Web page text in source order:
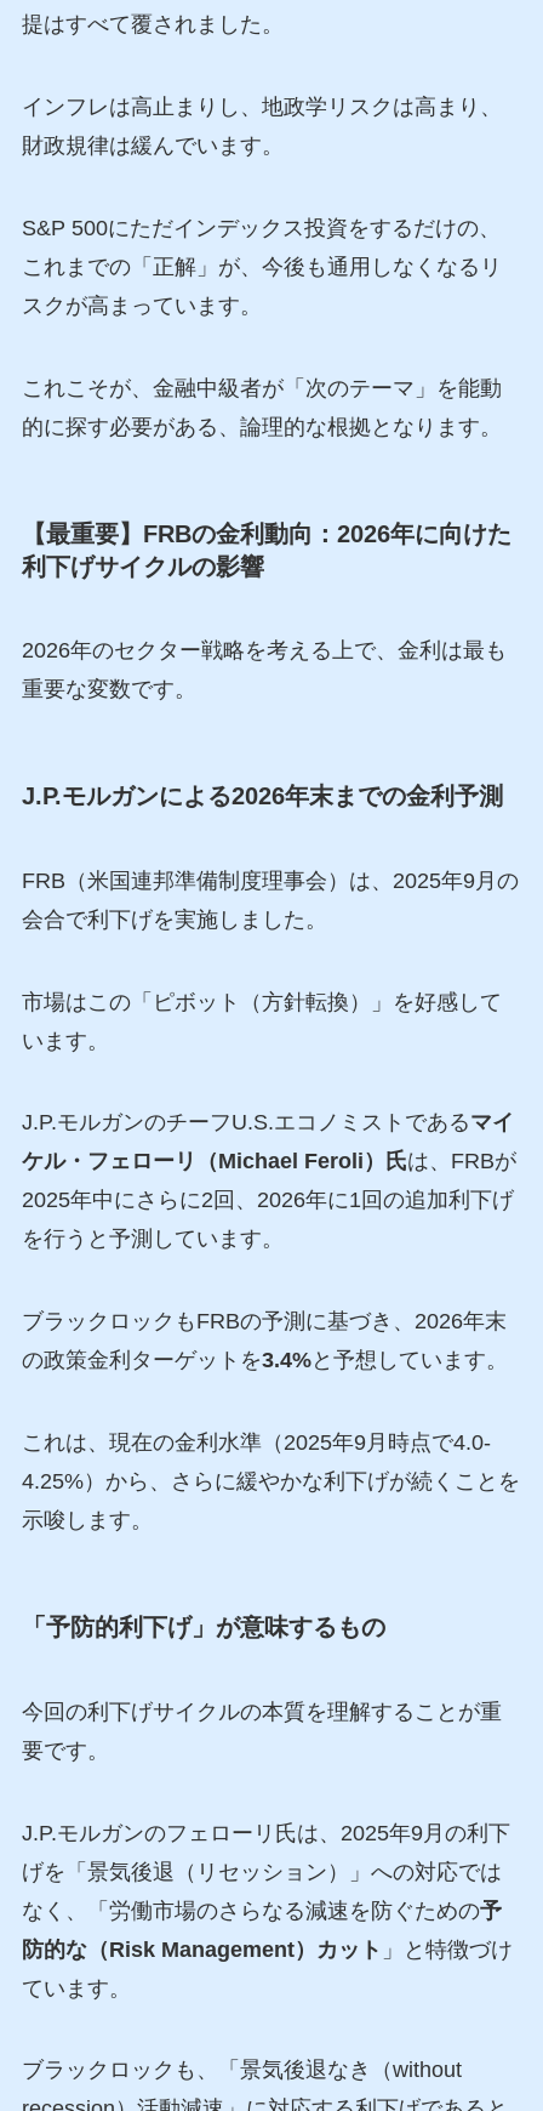
提はすべて覆されました。
インフレは高止まりし、地政学リスクは高まり、
財政規律は緩んでいます。
S&P 500にただインデックス投資をするだけの、
これまでの「正解」が、今後も通用しなくなるリ
スクが高まっています。
これこそが、金融中級者が「次のテーマ」を能動
的に探す必要がある、論理的な根拠となります。
【最重要】FRBの金利動向：2026年に向けた
利下げサイクルの影響
2026年のセクター戦略を考える上で、金利は最も
重要な変数です。
J.P.モルガンによる2026年末までの金利予測
FRB（米国連邦準備制度理事会）は、2025年9月の
会合で利下げを実施しました。
市場はこの「ピボット（方針転換）」を好感して
います。
J.P.モルガンのチーフU.S.エコノミストであるマイ
ケル・フェローリ（Michael Feroli）氏は、FRBが
2025年中にさらに2回、2026年に1回の追加利下げ
を行うと予測しています。
ブラックロックもFRBの予測に基づき、2026年末
の政策金利ターゲットを3.4%と予想しています。
これは、現在の金利水準（2025年9月時点で4.0-
4.25%）から、さらに緩やかな利下げが続くことを
示唆します。
「予防的利下げ」が意味するもの
今回の利下げサイクルの本質を理解することが重
要です。
J.P.モルガンのフェローリ氏は、2025年9月の利下
げを「景気後退（リセッション）」への対応では
なく、「労働市場のさらなる減速を防ぐための予
防的な（Risk Management）カット 」と特徴づけ
ています。
ブラックロックも、「景気後退なき（without